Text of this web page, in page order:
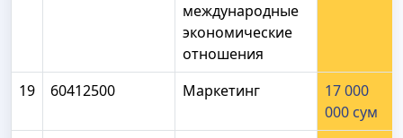
международные
экономические
отношения
19 60412500 Маркетинг
17 000
000 сум